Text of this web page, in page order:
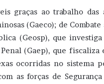
graças ao trabalho
(Gaeco); de
(Geosp), que
(Gaep), que
ocorridas no sistema
as forças de